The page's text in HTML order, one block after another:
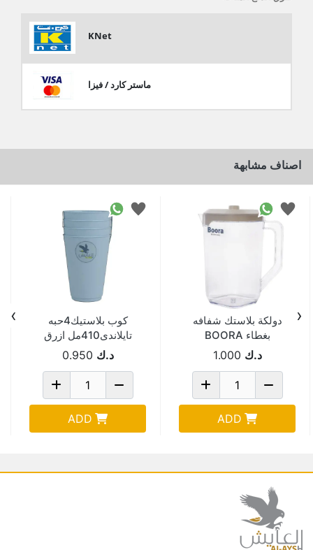
KNet
ماستر كارد / فيزا
اصناف مشابهة
دولكة بلاستك شفافه
بغطاء BOORA
د.ك 1.000
ADD
كوب بلاستيك4حبه
تايلاندى410مل ازرق
PN1043X4
د.ك 0.950
ADD
‹
›